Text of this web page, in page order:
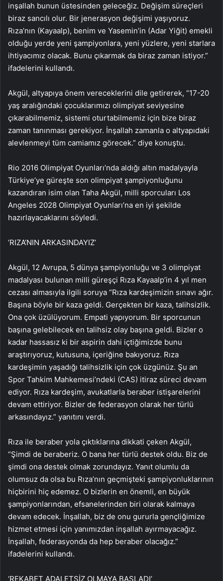
inşallah bunun üstesinden geleceğiz. Değişim süreçleri
biraz sancılı olur. Bir jenerasyon değişimi yaşıyoruz.
Rıza’nın (Kayaalp), benim ve Yasemin’in (Adar Yiğit) emekli
olduğu yerde yeni şampiyonlara, yeni yüzlere, yeni starlara
ihtiyacımız olacak. Bunu çıkarmak da biraz zaman istiyor.”
ifadelerini kullandı.
Akgül, altyapıya önem vereceklerini dile getirerek, “17-20
yaş aralığındaki çocuklarımızı olimpiyat seviyesine
çıkarabilmemiz, sistemi oturtabilmemiz için bize biraz
zaman tanınması gerekiyor. İnşallah zamanla o altyapıdaki
alevlenmeyi tüm camiamız görecek.” diye konuştu.
Rio 2016 Olimpiyat Oyunları’nda aldığı altın madalyayla
Türkiye’ye güreşte son olimpiyat şampiyonluğunu
kazandıran isim olan Taha Akgül, milli sporcuları Los
Angeles 2028 Olimpiyat Oyunları’na en iyi şekilde
hazırlayacaklarını söyledi.
‘RIZA’NIN ARKASINDAYIZ’
Akgül, 12 Avrupa, 5 dünya şampiyonluğu ve 3 olimpiyat
madalyası bulunan milli güreşçi Rıza Kayaalp’in 4 yıl men
cezası almasıyla ilgili soruya “Rıza kardeşimizin sınavı ağır.
Başına böyle bir kaza geldi. Gerçekten bir kaza, talihsizlik.
Ona çok üzülüyorum. Empati yapıyorum. Bir sporcunun
başına gelebilecek en talihsiz olay başına geldi. Bizler o
kadar hassasız ki bir aspirin dahi içtiğimizde bunu
araştırıyoruz, kutusuna, içeriğine bakıyoruz. Rıza
kardeşimin yaşadığı talihsizlik için çok üzgünüz. Şu an
Spor Tahkim Mahkemesi’ndeki (CAS) itiraz süreci devam
ediyor. Rıza kardeşim, avukatlarla beraber istişarelerini
devam ettiriyor. Bizler de federasyon olarak her türlü
arkasındayız.” yanıtını verdi.
Rıza ile beraber yola çıktıklarına dikkati çeken Akgül,
“Şimdi de beraberiz. O bana her türlü destek oldu. Biz de
şimdi ona destek olmak zorundayız. Yanıt olumlu da
olumsuz da olsa bu Rıza’nın geçmişteki şampiyonluklarının
hiçbirini hiç edemez. O bizlerin en önemli, en büyük
şampiyonlarından, efsanelerinden biri olarak kalmaya
devam edecek. İnşallah, biz de onu gururla gençliğimize
hizmet etmesi için yanımızdan inşallah ayırmayacağız.
İnşallah, federasyonda da hep beraber olacağız.”
ifadelerini kullandı.
‘REKABET ADALETSİZ OLMAYA BAŞLADI’